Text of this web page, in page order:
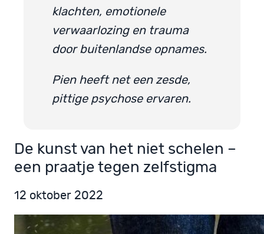
klachten, emotionele
verwaarlozing en trauma
door buitenlandse opnames.
Pien heeft net een zesde,
pittige psychose ervaren.
De kunst van het niet schelen –
een praatje tegen zelfstigma
12 oktober 2022